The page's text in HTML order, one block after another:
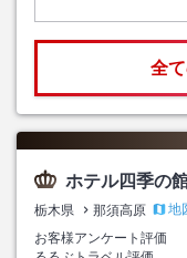
全
ホテル四季の
栃木県 那須高原
地
お客様アンケート評価